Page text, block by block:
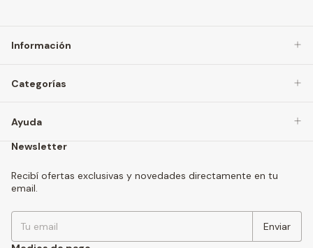
Información
Categorías
Ayuda
Newsletter
Recibí ofertas exclusivas y novedades directamente en tu
email.